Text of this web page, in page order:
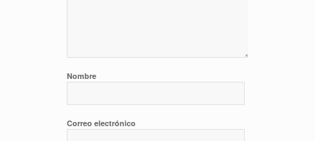
Nombre
Correo electrónico